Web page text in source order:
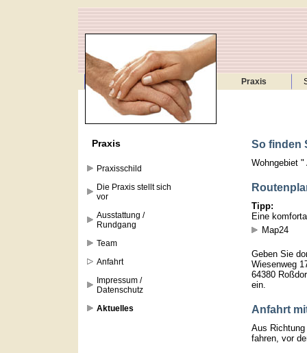
Praxis
Praxis
Praxisschild
Die Praxis stellt sich
vor
Ausstattung /
Rundgang
Team
Anfahrt
Impressum /
Datenschutz
Aktuelles
So finden
Wohngebiet
Tipp:
Eine
Map24
Geben Sie
Wiesenweg
64380
ein.
Anfahrt
Aus
fahren, vor